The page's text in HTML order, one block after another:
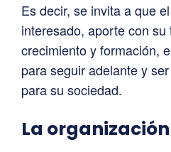
Es decir, se invita a que
interesado, aporte con
crecimiento y formación,
para seguir adelante y
para su sociedad.
La organización